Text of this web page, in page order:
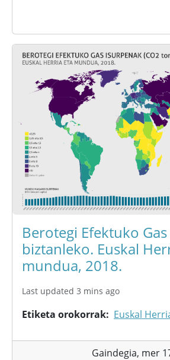
Berotegi Efektuko
biztanleko. Euskal
mundua, 2018.
Last updated 3 mins ago
Etiketa orokorrak Euskal
Gaindegia, mer